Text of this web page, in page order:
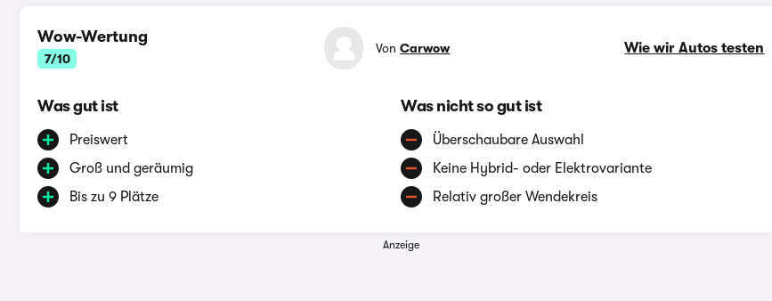
Wow-Wertung
7/10
Wie wir Autos testen
VonCarwow
Was gut ist
Preiswert
Groß und geräumig
Bis zu 9 Plätze
Was nicht so gut ist
Überschaubare Auswahl
Keine Hybrid- oder Elektrovariante
Relativ großer Wendekreis
Anzeige